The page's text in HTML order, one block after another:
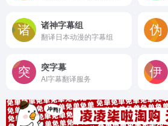
诸神字幕组
翻译日本动漫的字幕组
突字幕
AI字幕翻译服务